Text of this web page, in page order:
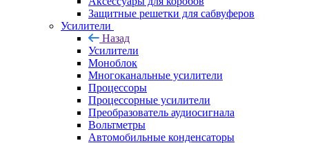
Защитные решетки для сабвуферов
Усилители
Назад
Усилители
Моноблок
Многоканальные усилители
Процессоры
Процессорные усилители
Преобразователь аудиосигнала
Вольтметры
Автомобильные конденсаторы